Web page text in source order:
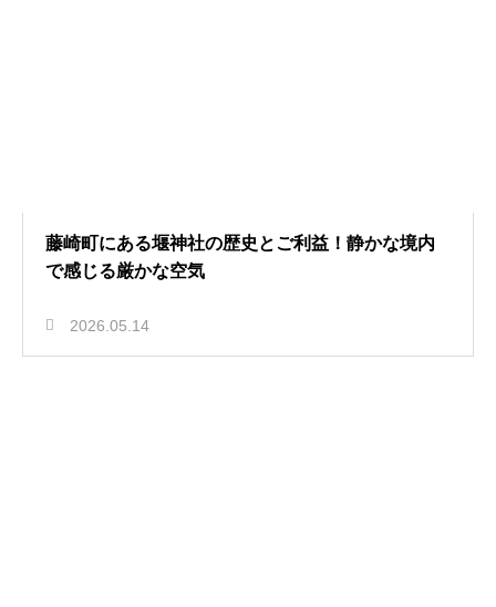
藤崎町にある堰神社の歴史とご利益！静かな境内
で感じる厳かな空気
2026.05.14